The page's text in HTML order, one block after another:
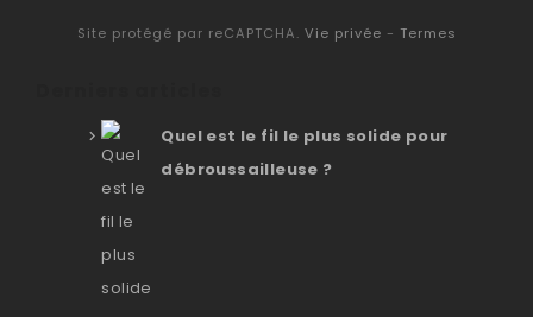
Site protégé par reCAPTCHA. Vie privée - Termes
Quel est le fil le plus solide pour
débroussailleuse ?